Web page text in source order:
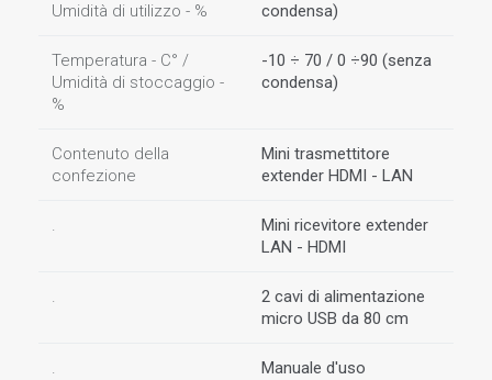
Umidità di utilizzo - %
condensa)
Temperatura - C° /
Umidità di stoccaggio -
%
-10 ÷ 70 / 0 ÷90 (senza
condensa)
Contenuto della
confezione
Mini trasmettitore
extender HDMI - LAN
.
Mini ricevitore extender
LAN - HDMI
.
2 cavi di alimentazione
micro USB da 80 cm
. Manuale d'uso